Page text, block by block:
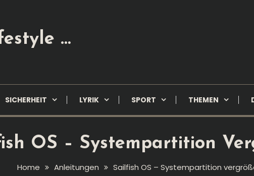
…
SICHERHEIT LYRIK SPORT THEMEN
OS – Systempartition
Home Anleitungen Sailfish OS – Systempartition